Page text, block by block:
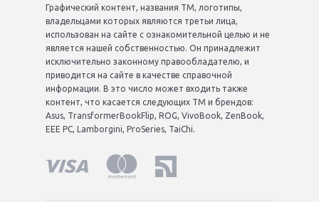
Графический контент, названия ТМ, логотипы,
владельцами которых являются третьи лица,
использован на сайте с ознакомительной целью и не
является нашей собственностью. Он принадлежит
исключительно законному правообладателю, и
приводится на сайте в качестве справочной
информации. В это число может входить также
контент, что касается следующих ТМ и брендов:
Asus, TransformerBookFlip, ROG, VivoBook, ZenBook,
EEE PC, Lamborgini, ProSeries, TaiChi.